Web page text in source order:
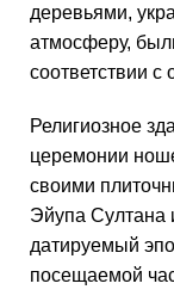
деревьями,
атмосферу,
соответствии
Религиозное
церемонии
своими
Эйупа Султана
датируемый
посещаемой